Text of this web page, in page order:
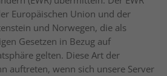
Europäischen Union und der
und Norwegen, die als
Gesetzen in Bezug auf
gelten. Diese Art der
auftreten, wenn sich unsere Server